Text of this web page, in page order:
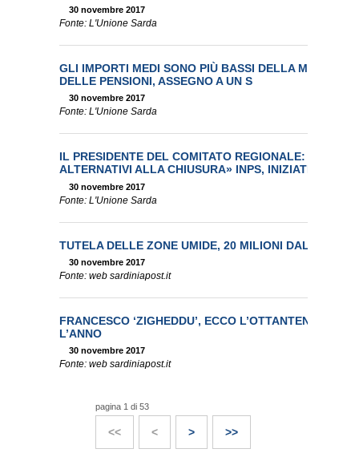
30 novembre 2017
Fonte: L'Unione Sarda
GLI IMPORTI MEDI SONO PIÙ BASSI DELLA MEDIA
DELLE PENSIONI, ASSEGNO A UN S
30 novembre 2017
Fonte: L'Unione Sarda
IL PRESIDENTE DEL COMITATO REGIONALE:
ALTERNATIVI ALLA CHIUSURA» INPS, INIZIATIV
30 novembre 2017
Fonte: L'Unione Sarda
TUTELA DELLE ZONE UMIDE, 20 MILIONI DALLA
30 novembre 2017
Fonte: web sardiniapost.it
FRANCESCO ‘ZIGHEDDU’, ECCO L’OTTANTENNE DA
L’ANNO
30 novembre 2017
Fonte: web sardiniapost.it
pagina 1 di 53
<< < > >>